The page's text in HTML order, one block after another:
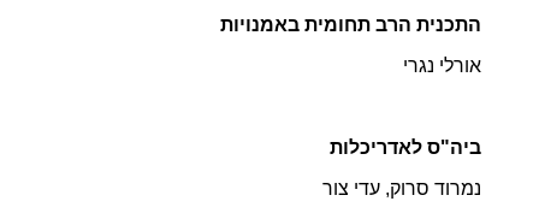
התכנית הרב תחומית באמנויות
אורלי נגרי
ביה"ס לאדריכלות
נמרוד סרוק, עדי צור